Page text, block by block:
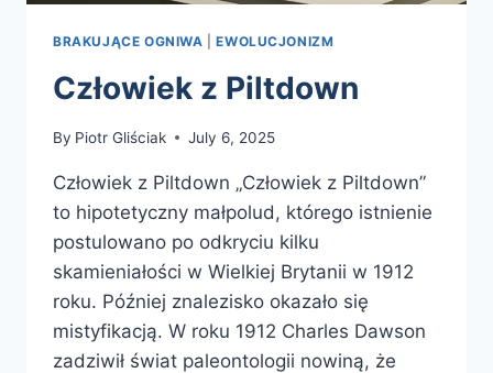
BRAKUJĄCE OGNIWA |EWOLUCJONIZM
Człowiek z Piltdown
By Piotr Gliściak July 6, 2025
Człowiek z Piltdown „Człowiek z Piltdown”
to hipotetyczny małpolud, którego istnienie
postulowano po odkryciu kilku
skamieniałości w Wielkiej Brytanii w 1912
roku. Później znalezisko okazało się
mistyfikacją. W roku 1912 Charles Dawson
zadziwił świat paleontologii nowiną, że